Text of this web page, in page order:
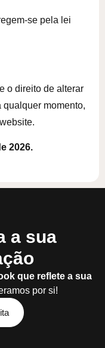
se pela lei
o direito de alterar
qualquer momento,
2026.
a sua
que reflete a sua
por si!